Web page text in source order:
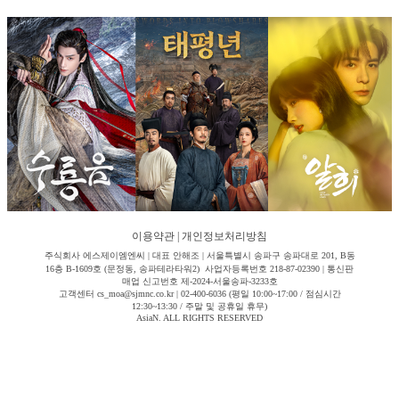
이용약관 개인정보처리방침
주식회사 에스제이엠엔씨 | 대표 안해조 | 서울특별시 송파구 송파대로 201, B동
16층 B-1609호 (문정동, 송파테라타워2) 사업자등록번호 218-87-02390 | 통신판
매업 신고번호 제-2024-서울송파-3233호
고객센터 cs_moa@sjmnc.co.kr | 02-400-6036 (평일 10:00~17:00 / 점심시간
12:30~13:30 / 주말 및 공휴일 휴무)
AsiaN. ALL RIGHTS RESERVED